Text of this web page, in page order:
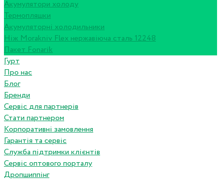
Акумулятори холоду
Термопляшки
Акумуляторні холодильники
Ніж Morakniv Flex нержавіюча сталь 12248
Пакет Fonarik
Гурт
Про нас
Блог
Бренди
Сервіс для партнерів
Стати партнером
Корпоративні замовлення
Гарантія та сервіс
Служба підтримки клієнтів
Сервіс оптового порталу
Дропшиппінг